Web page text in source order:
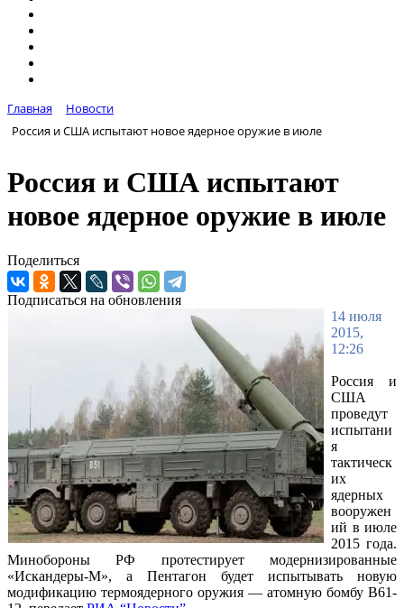
Главная
Новости
Россия и США испытают новое ядерное оружие в июле
Россия и США испытают
новое ядерное оружие в июле
Поделиться
Подписаться на обновления
14 июля
2015,
12:26
Россия и
США
проведут
испытани
я
тактическ
их
ядерных
вооружен
ий в июле
2015 года.
Минобороны РФ протестирует модернизированные
«Искандеры-М», а Пентагон будет испытывать новую
модификацию термоядерного оружия — атомную бомбу B61-